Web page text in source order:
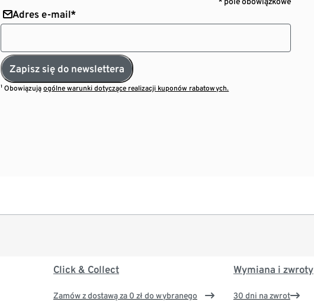
Adres e-mail*
Zapisz się do newslettera
¹ Obowiązująogólne warunki dotyczące realizacji kuponów rabatowych.
Click & Collect
Zamów z dostawą za 0 zł do wybranego
Wymiana i zwroty
30 dni na zwrot